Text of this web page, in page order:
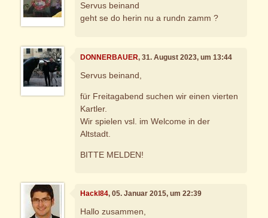
Servus beinand
geht se do herin nu a rundn zamm ?
DONNERBAUER, 31. August 2023, um 13:44
Servus beinand,
für Freitagabend suchen wir einen vierten
Kartler.
Wir spielen vsl. im Welcome in der
Altstadt.
BITTE MELDEN!
Hackl84, 05. Januar 2015, um 22:39
Hallo zusammen,